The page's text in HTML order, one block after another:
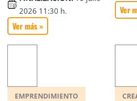
2026 11:30 h.
Ver más »
Ver
EMPRENDIMIENTO